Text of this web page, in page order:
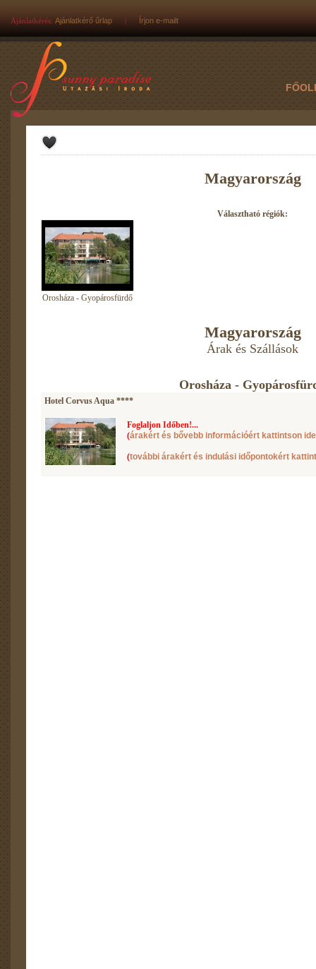
Ajánlatkérés: Ajánlatkérő űrlap | Írjon e-mailt
Magyarország
Választható régiók:
Orosháza - Gyopárosfürdő
Magyarország
Árak és Szállások
Orosháza -
Hotel Corvus Aqua ****
Foglaljon Időben!...
(árakért és bővebb információért kattintson ide
(további árakért és indulási időpontokért